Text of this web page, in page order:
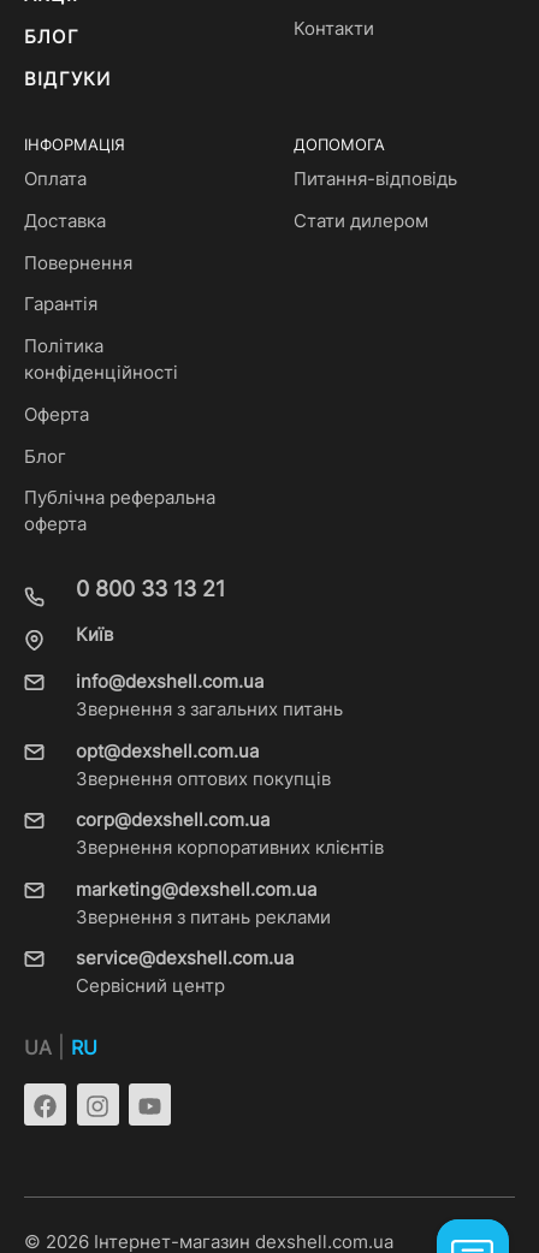
БЛОГ
ВІДГУКИ
Контакти
ІНФОРМАЦІЯ
Оплата
Доставка
Повернення
Гарантія
Політика
конфіденційності
Оферта
Блог
Публічна реферальна
оферта
ДОПОМОГА
Питання-відповідь
Стати дилером
0 800 33 13 21
Київ
info@dexshell.com.ua
Звернення з загальних питань
opt@dexshell.com.ua
Звернення оптових покупців
corp@dexshell.com.ua
Звернення корпоративних клієнтів
marketing@dexshell.com.ua
Звернення з питань реклами
service@dexshell.com.ua
Сервісний центр
UA RU
© 2026 Інтернет-магазин dexshell.com.ua